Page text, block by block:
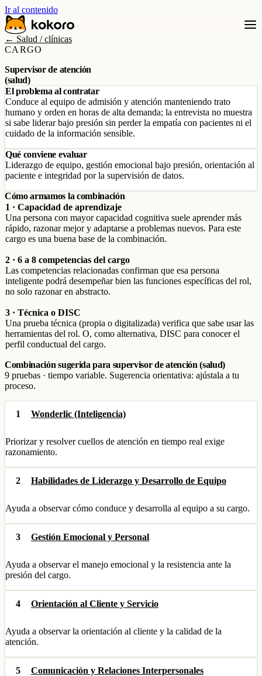
Ir al contenido
← Salud / clínicas
CARGO
Supervisor de atención
(salud)
El problema al contratar
Conduce al equipo de admisión y atención manteniendo trato
humano y orden en horas de alta demanda; la entrevista no muestra
si sabe liderar bajo presión sin perder la empatía con pacientes ni el
cuidado de la información sensible.
Qué conviene evaluar
Liderazgo de equipo, gestión emocional bajo presión, orientación al
paciente e integridad por la supervisión de datos.
Cómo armamos la combinación
1 · Capacidad de aprendizaje
Una persona con mayor capacidad cognitiva suele aprender más
rápido, razonar mejor y adaptarse a problemas nuevos. Para este
cargo es una buena base de la combinación.
2 · 6 a 8 competencias del cargo
Las competencias relacionadas confirman que esa persona
inteligente podrá desempeñar bien las funciones específicas del rol,
no solo razonar en abstracto.
3 · Técnica o DISC
Una prueba técnica (propia o digitalizada) verifica que sabe usar las
herramientas del rol. O, como alternativa, DISC para conocer el
perfil conductual del cargo.
Combinación sugerida para supervisor de atención (salud)
9 pruebas · tiempo variable. Sugerencia orientativa: ajústala a tu
proceso.
1 Wonderlic (Inteligencia)
Priorizar y resolver cuellos de atención en tiempo real exige
razonamiento.
2 Habilidades de Liderazgo y Desarrollo de Equipo
Ayuda a observar cómo conduce y desarrolla al equipo a su cargo.
3 Gestión Emocional y Personal
Ayuda a observar el manejo emocional y la resistencia ante la
presión del cargo.
4 Orientación al Cliente y Servicio
Ayuda a observar la orientación al cliente y la calidad de la
atención.
5 Comunicación y Relaciones Interpersonales